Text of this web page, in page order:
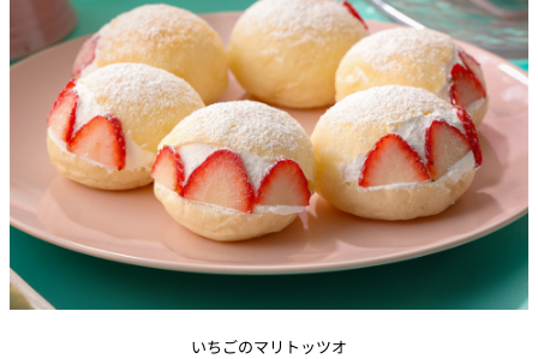
いちごのマリトッツオ